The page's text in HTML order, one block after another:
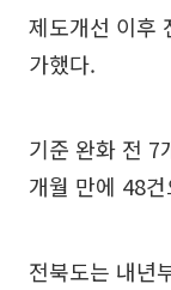
제도개선 이후
가했다.
기준 완화 전 7
개월 만에 48
전북도는 내년